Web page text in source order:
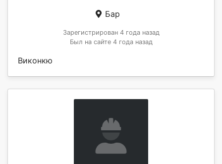
Бар
Зарегистрирован 4 года назад
Был на сайте 4 года назад
Виконкю